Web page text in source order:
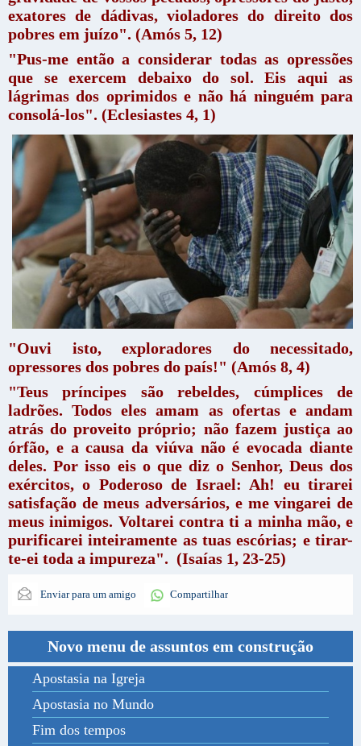
exatores de dádivas, violadores do direito dos
pobres em juízo". (Amós 5, 12)
"Pus-me então a considerar todas as opressões
que se exercem debaixo do sol. Eis aqui as
lágrimas dos oprimidos e não há ninguém para
consolá-los". (Eclesiastes 4, 1)
"Ouvi isto, exploradores do necessitado,
opressores dos pobres do país!" (Amós 8, 4)
"Teus príncipes são rebeldes, cúmplices de
ladrões. Todos eles amam as ofertas e andam
atrás do proveito próprio; não fazem justiça ao
órfão, e a causa da viúva não é evocada diante
deles. Por isso eis o que diz o Senhor, Deus dos
exércitos, o Poderoso de Israel: Ah! eu tirarei
satisfação de meus adversários, e me vingarei de
meus inimigos. Voltarei contra ti a minha mão, e
purificarei inteiramente as tuas escórias; e tirar-
te-ei toda a impureza". (Isaías 1, 23-25)
Enviar para um amigo Compartilhar
Novo menu de assuntos em construção
Apostasia na Igreja
Apostasia no Mundo
Fim dos tempos